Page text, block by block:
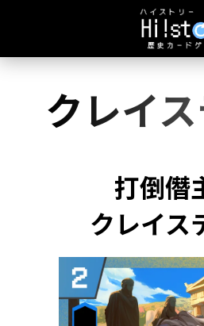
クレイ
打倒僭
クレイス